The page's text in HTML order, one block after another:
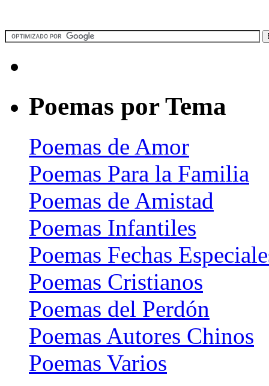
Poemas por Tema
Poemas de Amor
Poemas Para la Familia
Poemas de Amistad
Poemas Infantiles
Poemas Fechas
Poemas Cristianos
Poemas del Perdón
Poemas Autores Chinos
Poemas Varios